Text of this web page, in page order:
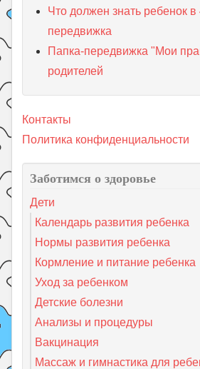
Что должен знать ребенок в
передвижка
Папка-передвижка "Мои
родителей
Контакты
Политика конфиденциальности
Заботимся о здоровье
Дети
Календарь развития ребенка
Нормы развития ребенка
Кормление и питание ребенка
Уход за ребенком
Детские болезни
Анализы и процедуры
Вакцинация
Массаж и гимнастика для